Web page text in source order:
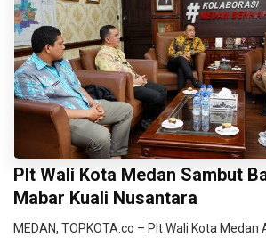
Plt Wali Kota Medan Sambut
Mabar Kuali Nusantara
MEDAN, TOPKOTA.co – Plt Wali Kota Medan